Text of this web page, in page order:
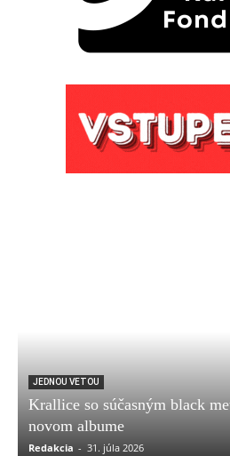
JEDNOU VETOU
Krallice so súčasným black
novom albume
Redakcia - 31. júla 2026